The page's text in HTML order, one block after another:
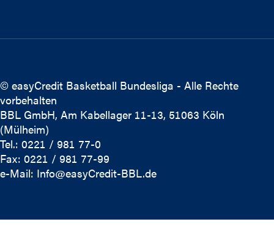
© easyCredit Basketball Bundesliga - Alle Rechte
vorbehalten
BBL GmbH, Am Kabellager 11-13, 51063 Köln
(Mülheim)
Tel.: 0221 / 981 77-0
Fax: 0221 / 981 77-99
e-Mail: Info@easyCredit-BBL.de